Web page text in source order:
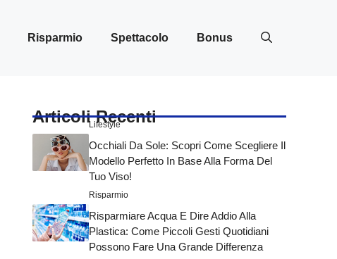
Risparmio Spettacolo Bonus
Articoli Recenti
Lifestyle
Occhiali Da Sole: Scopri Come Scegliere Il
Modello Perfetto In Base Alla Forma Del
Tuo Viso!
Risparmio
Risparmiare Acqua E Dire Addio Alla
Plastica: Come Piccoli Gesti Quotidiani
Possono Fare Una Grande Differenza